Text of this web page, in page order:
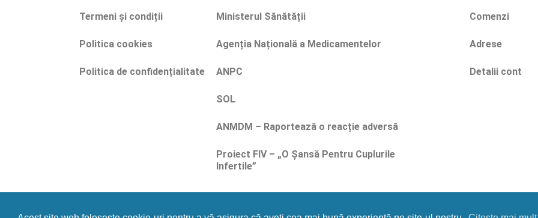
Termeni și condiții
Politica cookies
Politica de confidențialitate
Ministerul Sănătății
Agenția Națională a Medicamentelor
ANPC
SOL
ANMDM – Raportează o reacție adversă
Proiect FIV – „O Șansă Pentru Cuplurile
Infertile”
Comenzi
Adrese
Detalii cont
Farmacia Elexa © 2024 – Site actualizat la data 07.08.2026